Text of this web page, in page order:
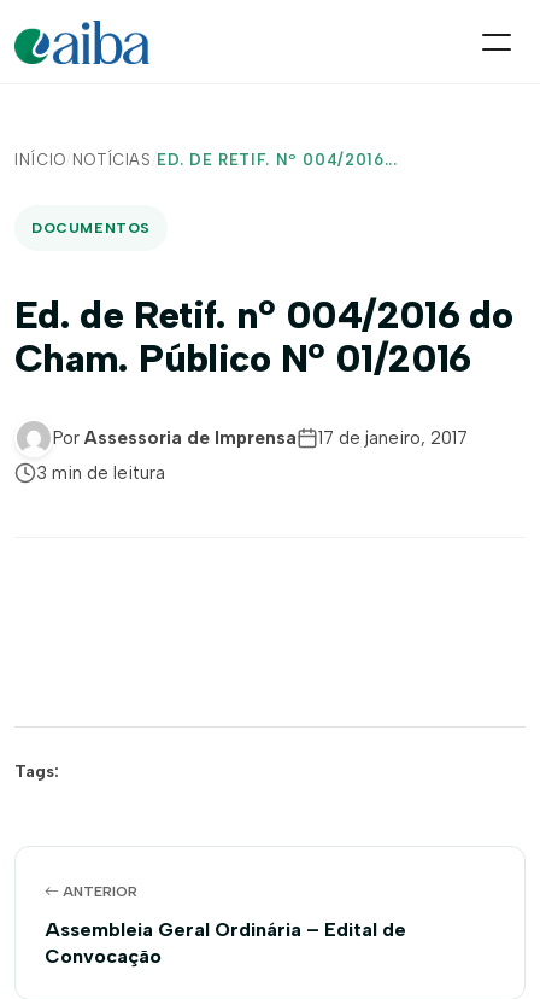
INÍCIO/ NOTÍCIAS / ED. DE RETIF. Nº 004/2016...
DOCUMENTOS
Ed. de Retif. nº 004/2016 do
Cham. Público Nº 01/2016
Por Assessoria de Imprensa
17 de janeiro, 2017
3 min de leitura
Tags:
ANTERIOR
Assembleia Geral Ordinária – Edital de
Convocação